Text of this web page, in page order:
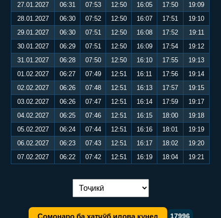
27.01.2027
06:31 07:53 12:50 16:05 17:50
19:09
28.01.2027
06:30 07:52 12:50 16:07 17:51
19:10
29.01.2027
06:30 07:51 12:50 16:08 17:52
19:11
30.01.2027
06:29 07:51 12:50 16:09 17:54
19:12
31.01.2027
06:28 07:50 12:50 16:10 17:55
19:13
01.02.2027
06:27 07:49 12:51 16:11 17:56
19:14
02.02.2027
06:26 07:48 12:51 16:13 17:57
19:15
03.02.2027
06:26 07:47 12:51 16:14 17:59
19:17
04.02.2027
06:25 07:46 12:51 16:15 18:00
19:18
05.02.2027
06:24 07:44 12:51 16:16 18:01
19:19
06.02.2027
06:23 07:43 12:51 16:17 18:02
19:20
07.02.2027
06:22 07:42 12:51 16:19 18:04 19:21
Иваз кардани забон:
Сомонаро ба хатчӯб илова кунед 17996